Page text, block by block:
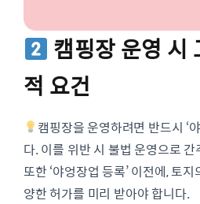
캠핑장 운영 시
적 요건
캠핑장을 운영하려면 반드시 ‘
다. 이를 위반 시 불법 운영으로
또한 ‘야엉장업 등록’ 이전에, 토
양한 허가를 미리 받아야 합니다.